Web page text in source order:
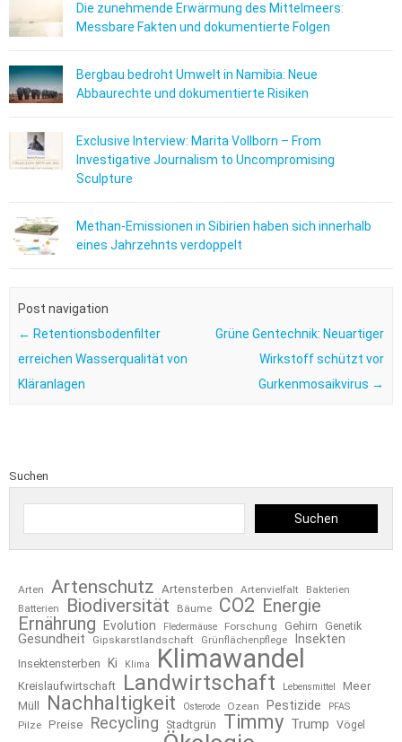
Die zunehmende Erwärmung des Mittelmeers:
Messbare Fakten und dokumentierte Folgen
Bergbau bedroht Umwelt in Namibia: Neue
Abbaurechte und dokumentierte Risiken
Exclusive Interview: Marita Vollborn – From
Investigative Journalism to Uncompromising
Sculpture
Methan-Emissionen in Sibirien haben sich innerhalb
eines Jahrzehnts verdoppelt
Post navigation
← Retentionsbodenfilter
erreichen Wasserqualität von
Kläranlagen
Grüne Gentechnik: Neuartiger
Wirkstoff schützt vor
Gurkenmosaikvirus →
Suchen
Suchen
Arten Artenschutz Artensterben Artenvielfalt
Bakterien
Batterien
Biodiversität Bäume CO2 Energie
Ernährung
Evolution Fledermäuse Forschung Gehirn Genetik
Gesundheit Gipskarstlandschaft Grünflächenpflege Insekten
Insektensterben Ki Klima Klimawandel
Kreislaufwirtschaft Landwirtschaft Lebensmittel
Meer
Müll
Nachhaltigkeit Osterode Ozean Pestizide PFAS
Pilze Preise Recycling Stadtgrün Timmy Trump
Vögel